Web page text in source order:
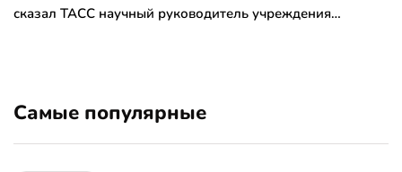
сказал ТАСС научный руководитель учреждения…
Самые популярные